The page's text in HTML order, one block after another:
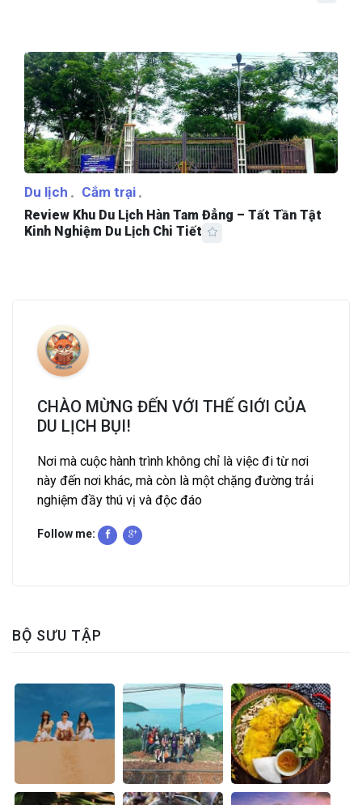
Du lịch Cắm trại
Review Khu Du Lịch Hàn Tam Đẳng – Tất Tần Tật
Kinh Nghiệm Du Lịch Chi Tiết
CHÀO MỪNG ĐẾN VỚI THẾ GIỚI CỦA
DU LỊCH BỤI!
Nơi mà cuộc hành trình không chỉ là việc đi từ nơi
này đến nơi khác, mà còn là một chặng đường trải
nghiệm đầy thú vị và độc đáo
Follow me:
BỘ SƯU TẬP